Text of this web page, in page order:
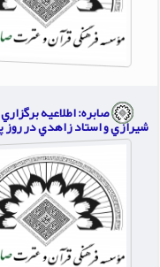
صابره: اطلاعيه
شيرازي و استاد زاهدي در روز